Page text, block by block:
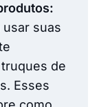
suas
de
Esses